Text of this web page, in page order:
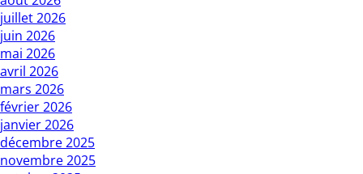
juillet 2026
juin 2026
mai 2026
avril 2026
mars 2026
février 2026
janvier 2026
décembre 2025
novembre 2025